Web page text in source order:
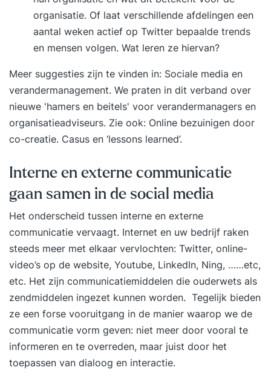
organisatie. Of laat verschillende afdelingen een
aantal weken actief op Twitter bepaalde trends
en mensen volgen. Wat leren ze hiervan?
Meer suggesties zijn te vinden in: Sociale media en
verandermanagement. We praten in dit verband over
nieuwe 'hamers en beitels' voor verandermanagers en
organisatieadviseurs. Zie ook: Online bezuinigen door
co-creatie. Casus en ‘lessons learned’.
Interne en externe communicatie
gaan samen in de social media
Het onderscheid tussen interne en externe
communicatie vervaagt. Internet en uw bedrijf raken
steeds meer met elkaar vervlochten: Twitter, online-
video’s op de website, Youtube, LinkedIn, Ning, ……etc,
etc. Het zijn communicatiemiddelen die ouderwets als
zendmiddelen ingezet kunnen worden. Tegelijk bieden
ze een forse vooruitgang in de manier waarop we de
communicatie vorm geven: niet meer door vooral te
informeren en te overreden, maar juist door het
toepassen van dialoog en interactie.